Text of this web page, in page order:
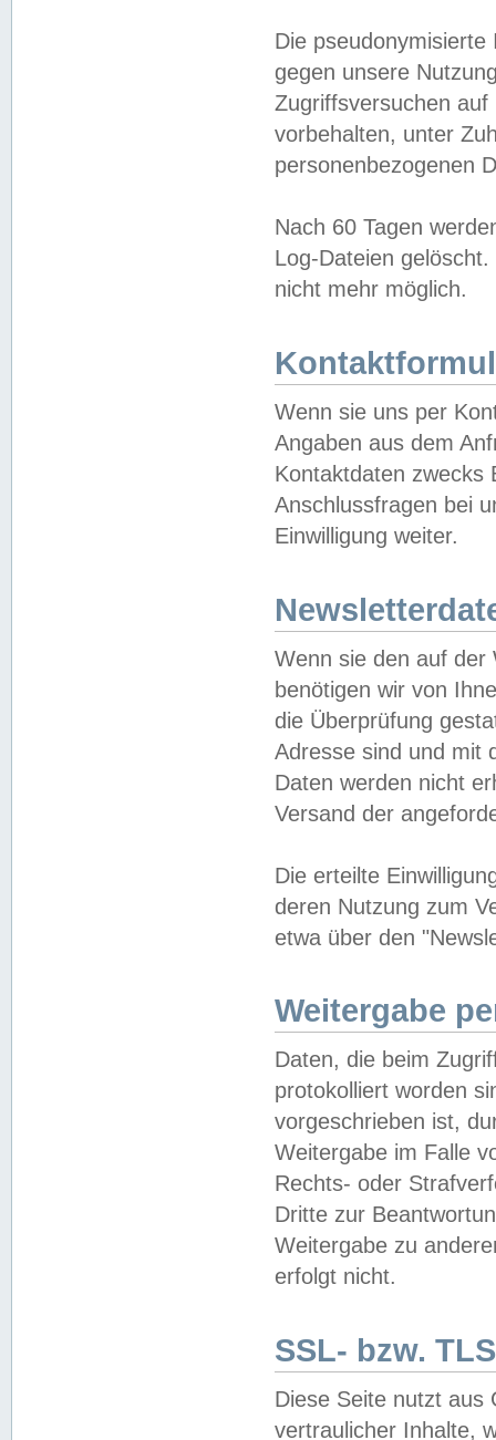
Die
gegen unsere
Zugriffsversuchen
vorbehalten, unter
personenbezogenen
Nach 60 Tagen
Log-Dateien
nicht mehr möglich.
Wenn sie uns per
Angaben aus dem
Kontaktdaten zwecks
Anschlussfragen bei
Einwilligung weiter.
Wenn sie den auf der
benötigen wir von
die Überprüfung
Adresse sind und mit
Daten werden nicht
Versand der
Die erteilte
deren Nutzung zum
etwa über den
Weitergabe
Daten, die beim
protokolliert worden
vorgeschrieben ist,
Weitergabe im Falle
Rechts- oder
Dritte zur
Weitergabe zu
erfolgt nicht.
SSL- bzw.
Diese Seite nutzt aus
vertraulicher Inhalte,